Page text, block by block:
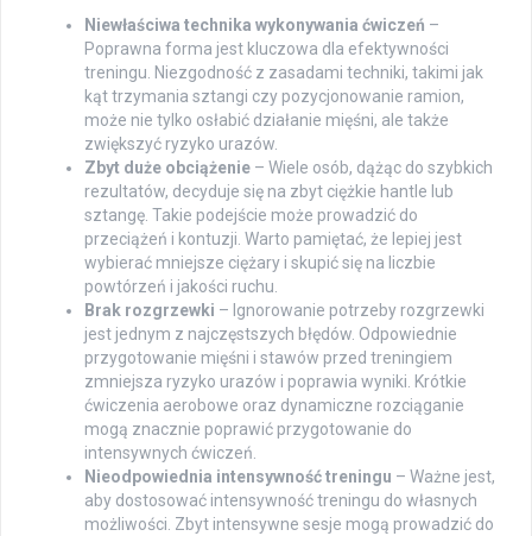
Niewłaściwa technika wykonywania ćwiczeń –
Poprawna forma jest kluczowa dla efektywności
treningu. Niezgodność z zasadami techniki, takimi jak
kąt trzymania sztangi czy pozycjonowanie ramion,
może nie tylko osłabić działanie mięśni, ale także
zwiększyć ryzyko urazów.
Zbyt duże obciążenie – Wiele osób, dążąc do szybkich
rezultatów, decyduje się na zbyt ciężkie hantle lub
sztangę. Takie podejście może prowadzić do
przeciążeń i kontuzji. Warto pamiętać, że lepiej jest
wybierać mniejsze ciężary i skupić się na liczbie
powtórzeń i jakości ruchu.
Brak rozgrzewki – Ignorowanie potrzeby rozgrzewki
jest jednym z najczęstszych błędów. Odpowiednie
przygotowanie mięśni i stawów przed treningiem
zmniejsza ryzyko urazów i poprawia wyniki. Krótkie
ćwiczenia aerobowe oraz dynamiczne rozciąganie
mogą znacznie poprawić przygotowanie do
intensywnych ćwiczeń.
Nieodpowiednia intensywność treningu – Ważne jest,
aby dostosować intensywność treningu do własnych
możliwości. Zbyt intensywne sesje mogą prowadzić do